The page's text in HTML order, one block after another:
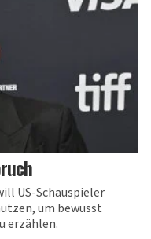
US-Schauspieler
um bewusst
erzählen.